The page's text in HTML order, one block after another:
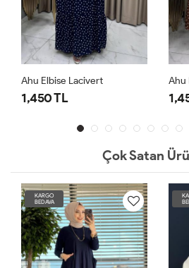
Ahu Elbise Lacivert
1,450 TL
Ahu
Çok Satan
KARGO
BEDAVA